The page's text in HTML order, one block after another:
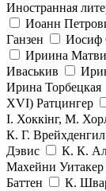
Иностранная
Иоанн
Ганзен
Иосиф
Ириина
Иваськив
Ирина Торбецкая
ХVI) Ратцингер
І. Хоккінг, М.
К. Г. Врейхденгил
Дэвис
К. К.
Махейни Уитакер
Баттен
К.